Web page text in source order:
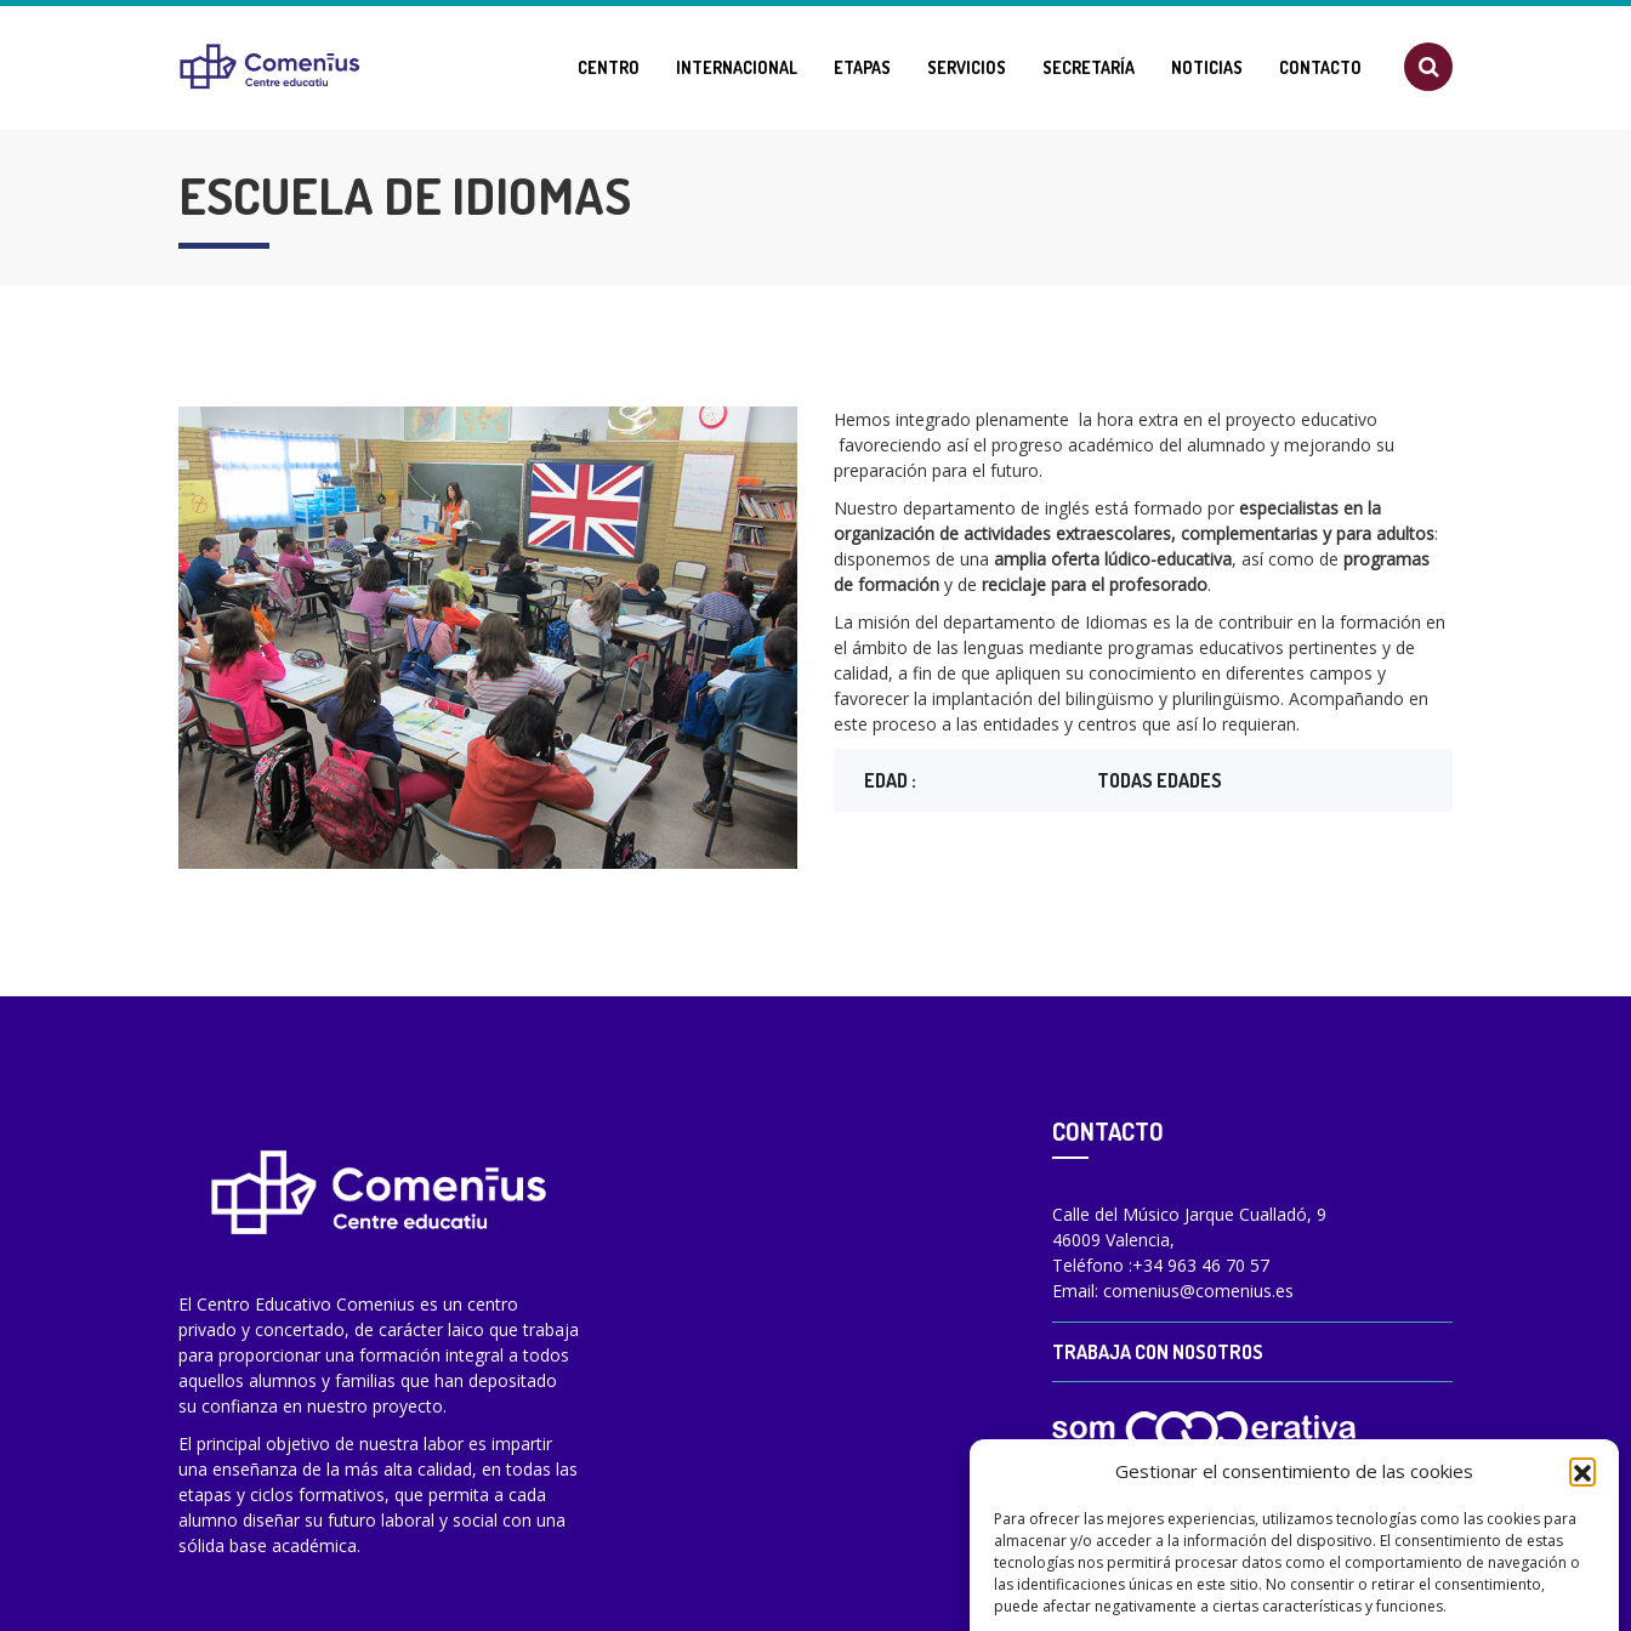
Gestionar el consentimiento de las cookies
Para ofrecer las mejores experiencias, utilizamos tecnologías como las cookies para
almacenar y/o acceder a la información del dispositivo. El consentimiento de estas
tecnologías nos permitirá procesar datos como el comportamiento de navegación o
las identificaciones únicas en este sitio. No consentir o retirar el consentimiento,
puede afectar negativamente a ciertas características y funciones.
CENTRO INTERNACIONAL ETAPAS SERVICIOS SECRETARÍA NOTICIAS CONTACTO
ESCUELA DE IDIOMAS
Hemos integrado plenamente la hora extra en el proyecto educativo
favoreciendo así el progreso académico del alumnado y mejorando su
preparación para el futuro.
Nuestro departamento de inglés está formado por especialistas en la
organización de actividades extraescolares, complementarias y para adultos:
disponemos de una amplia oferta lúdico-educativa, así como de programas
de formación y de reciclaje para el profesorado.
La misión del departamento de Idiomas es la de contribuir en la formación en
el ámbito de las lenguas mediante programas educativos pertinentes y de
calidad, a fin de que apliquen su conocimiento en diferentes campos y
favorecer la implantación del bilingüismo y plurilingüismo. Acompañando en
este proceso a las entidades y centros que así lo requieran.
EDAD : TODAS EDADES
El Centro Educativo Comenius es un centro
privado y concertado, de carácter laico que trabaja
para proporcionar una formación integral a todos
aquellos alumnos y familias que han depositado
su confianza en nuestro proyecto.
El principal objetivo de nuestra labor es impartir
una enseñanza de la más alta calidad, en todas las
etapas y ciclos formativos, que permita a cada
alumno diseñar su futuro laboral y social con una
sólida base académica.
CONTACTO
Calle del Músico Jarque Cualladó, 9
46009 Valencia,
Teléfono :+34 963 46 70 57
Email: comenius@comenius.es
TRABAJA CON NOSOTROS